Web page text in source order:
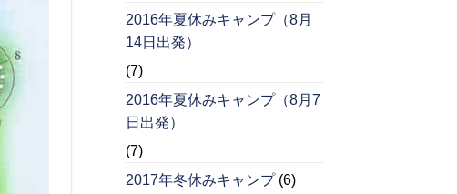
2016年夏休みキャンプ（8月
14日出発）
(7)
2016年夏休みキャンプ（8月7
日出発）
(7)
2017年冬休みキャンプ(6)